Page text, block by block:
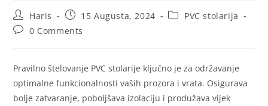
Haris 15 Augusta, 2024
PVC stolarija
0 Comments
Pravilno štelovanje PVC stolarije ključno je za održavanje
optimalne funkcionalnosti vaših prozora i vrata. Osigurava
bolje zatvaranje, poboljšava izolaciju i produžava vijek